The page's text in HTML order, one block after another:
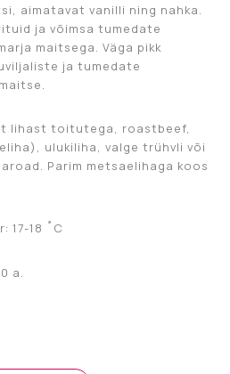
aimatavat vanilli ning nahka.
ja võimsa tumedate
maitsega. Väga pikk
ja tumedate
lihast toitutega, roastbeef,
ulukiliha, valge trühvli või
Parim metsaelihaga koos
17-18 ˚C
a.